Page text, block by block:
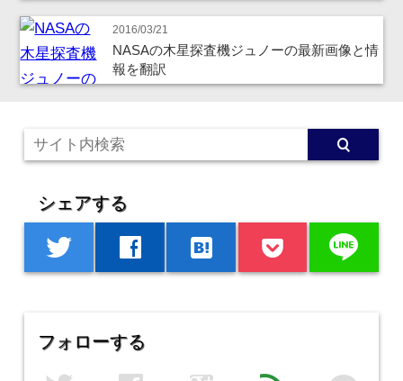
2016/03/21
NASAの木星探査機ジュノーの最新画像と情
報を翻訳
シェアする
twitter facebook hatenabookmark line
フォローする